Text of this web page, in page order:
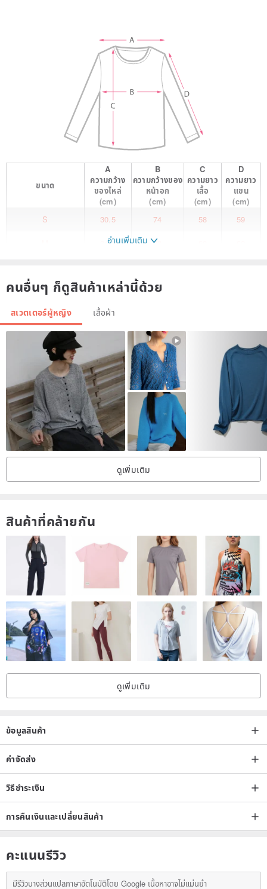
ขนาด
A
ความกว้าง
ของไหล่
(cm)
B
ความกว้างของ
หน้าอก
(cm)
C
ความยาว
เสื้อ
(cm)
D
ความยาว
แขน
(cm)
S
30.5 74 58 59
31.5 78
B black
อ่านเพิ่มเติม
คนอื่นๆ ก็ดูสินค้าเหล่านี้ด้วย
สเวตเตอร์ผู้หญิง เสื้อผ้า
ดูเพิ่มเติม
สินค้าที่คล้ายกัน
ดูเพิ่มเติม
ข้อมูลสินค้า
ค่าจัดส่ง
วิธีชำระเงิน
การคืนเงินและเปลี่ยนสินค้า
คะแนนรีวิว
มีรีวิวบางส่วนแปลภาษาอัตโนมัติโดย Google เนื้อหาอาจไม่แม่นยำ